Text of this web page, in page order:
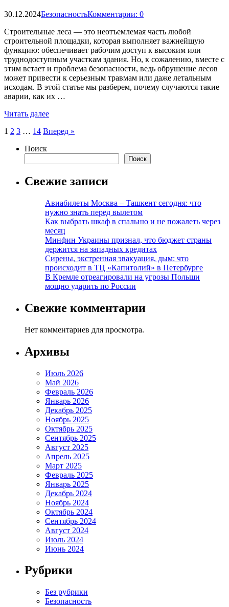
30.12.2024БезопасностьКомментарии: 0
Строительные леса — это неотъемлемая часть любой
строительной площадки, которая выполняет важнейшую
функцию: обеспечивает рабочим доступ к высоким или
труднодоступным участкам здания. Но, к сожалению, вместе с
этим встает и проблема безопасности, ведь обрушение лесов
может привести к серьезным травмам или даже летальным
исходам. В этой статье мы разберем, почему случаются такие
аварии, как их …
Читать далее
Пагинация
записей
1 2 3 … 14 Вперед »
Поиск
Поиск
Свежие записи
Авиабилеты Москва – Ташкент сегодня: что
нужно знать перед вылетом
Как выбрать шкаф в спальню и не пожалеть через
месяц
Минфин Украины признал, что бюджет страны
держится на западных кредитах
Сирены, экстренная эвакуация, дым: что
происходит в ТЦ «Капитолий» в Петербурге
В Кремле отреагировали на угрозы Польши
мощно ударить по России
Свежие комментарии
Нет комментариев для просмотра.
Архивы
Июль 2026
Май 2026
Февраль 2026
Январь 2026
Декабрь 2025
Ноябрь 2025
Октябрь 2025
Сентябрь 2025
Август 2025
Апрель 2025
Март 2025
Февраль 2025
Январь 2025
Декабрь 2024
Ноябрь 2024
Октябрь 2024
Сентябрь 2024
Август 2024
Июль 2024
Июнь 2024
Рубрики
Без рубрики
Безопасность